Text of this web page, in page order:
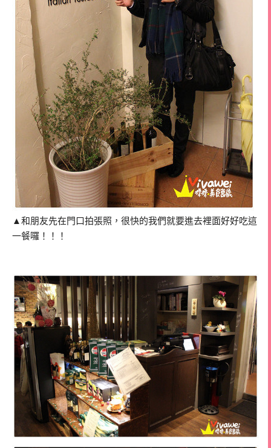
▲和朋友先在門口拍張照，很快的我們就要進去裡面好好吃這
一餐囉！！！